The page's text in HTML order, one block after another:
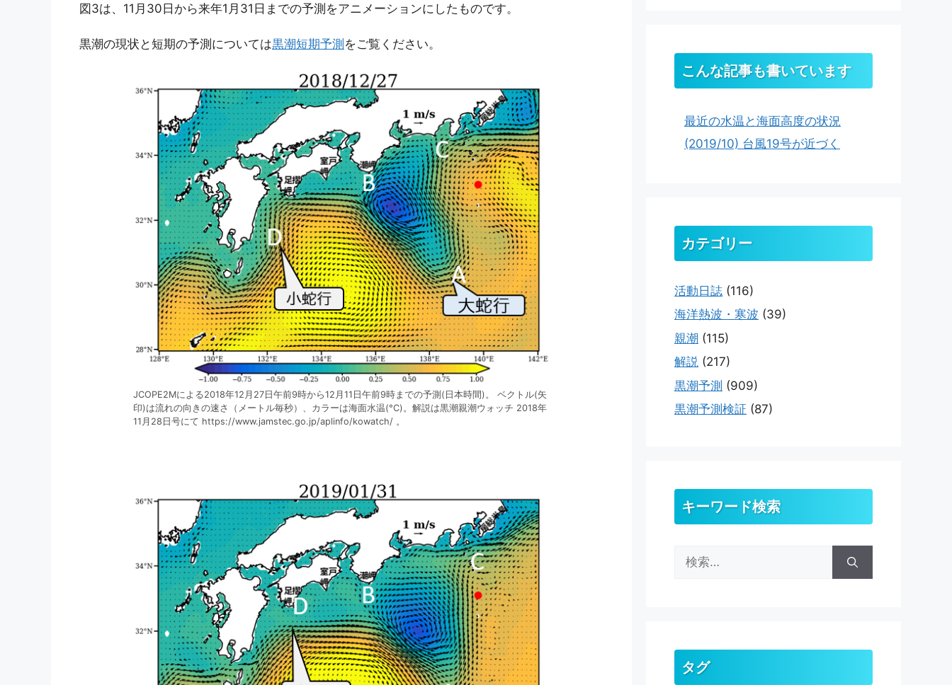
図3は、11月30日から来年1月31日までの予測をアニメーションにしたものです。
黒潮の現状と短期の予測については黒潮短期予測 をご覧ください。
JCOPE2Mによる2018年12月27日午前9時から12月11日午前9時までの予測(日本時間)。 ベクトル(矢
印)は流れの向きの速さ（メートル毎秒）、カラーは海面水温(°C)。解説は黒潮親潮ウォッチ 2018年
11月28日号にて https://www.jamstec.go.jp/aplinfo/kowatch/ 。
こんな記事も書いています
最近の水温と海面高度の状況
(2019/10) 台風19号が近づく
カテゴリー
活動日誌 (116)
海洋熱波・寒波 (39)
親潮 (115)
解説 (217)
黒潮予測 (909)
黒潮予測検証 (87)
キーワード検索
索:
タグ